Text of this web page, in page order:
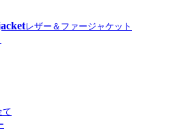
レザー＆ファージャケット
て